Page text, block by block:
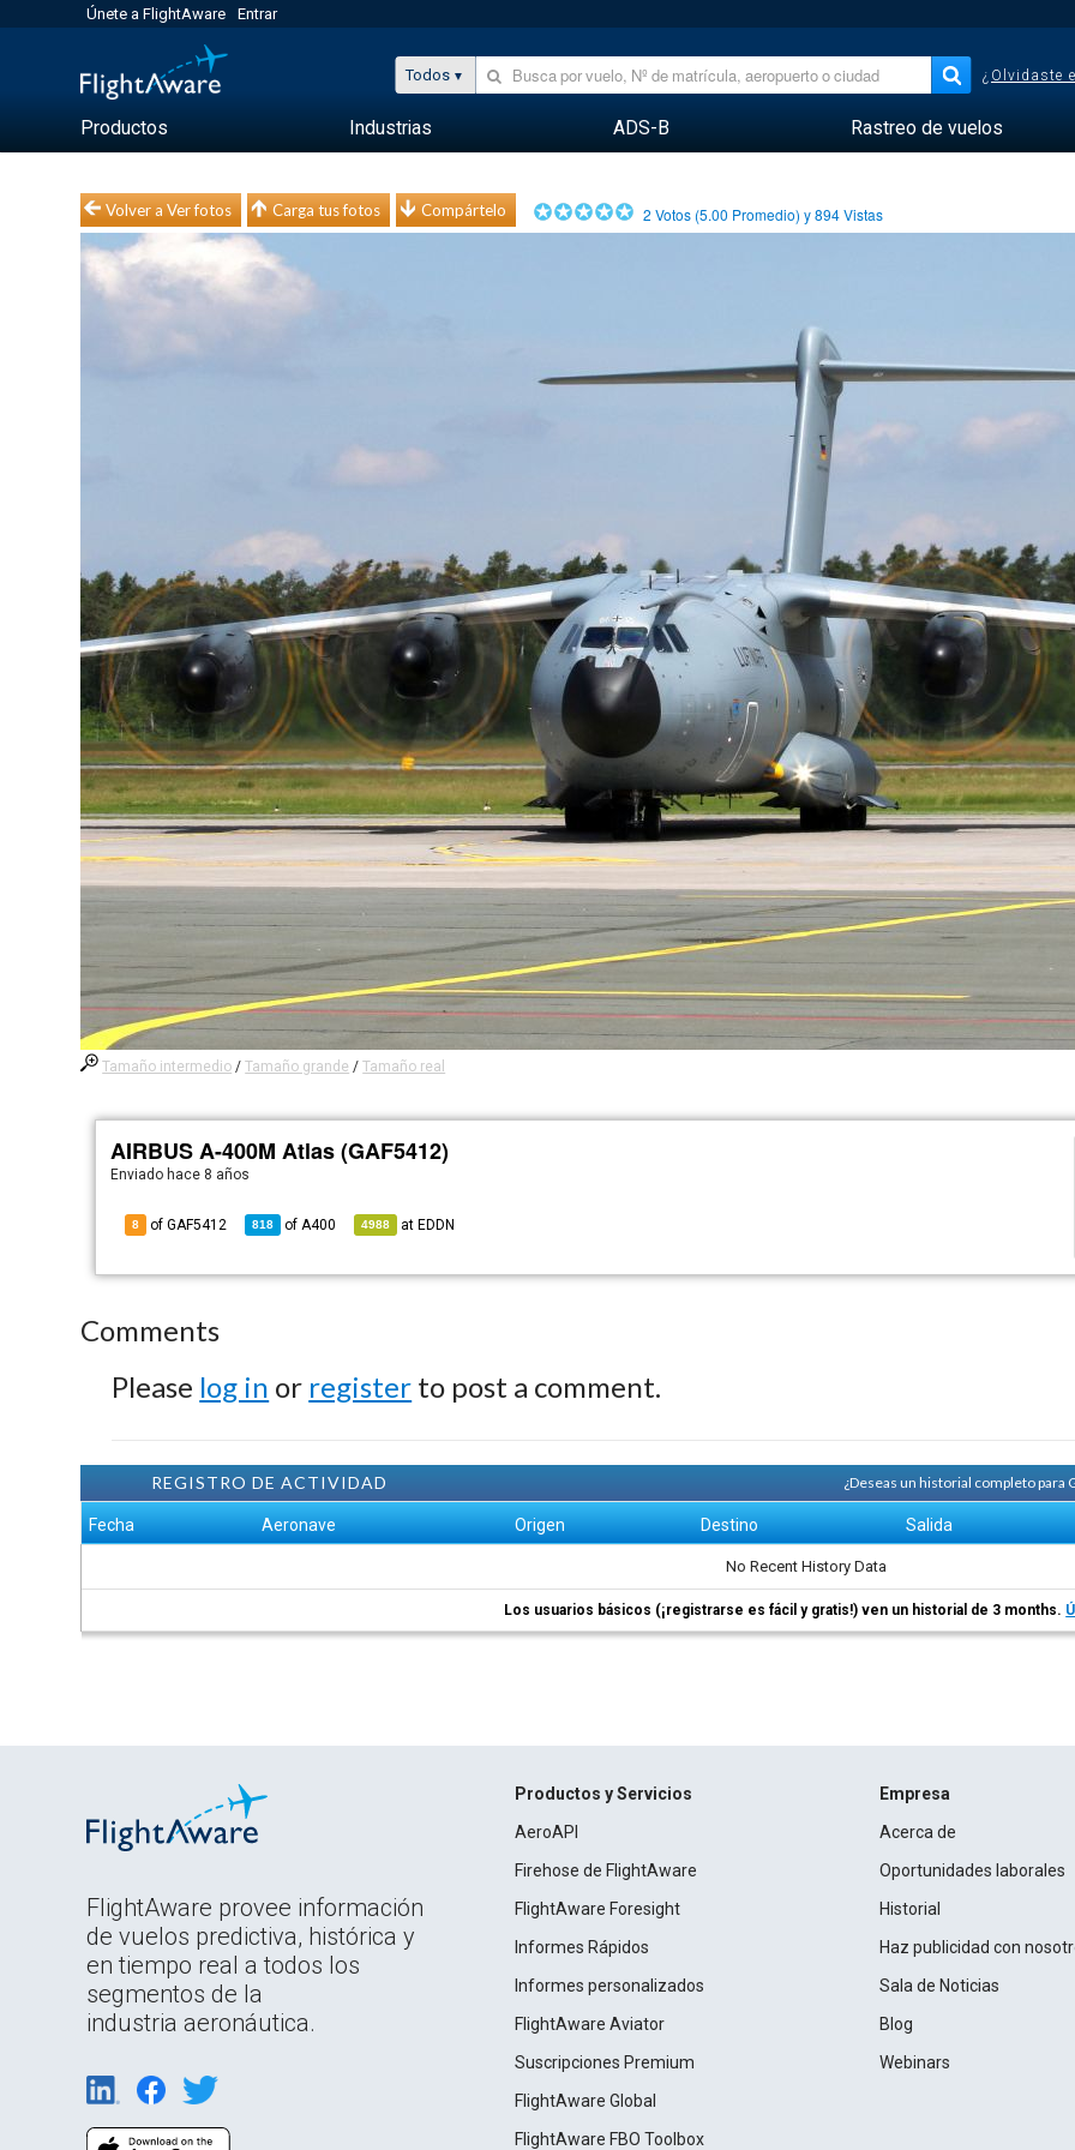
Únete a FlightAware Entrar
Todos ¿Olvidaste
Productos Industrias ADS-B Rastreo de vuelos
Volver a Ver fotos Carga tus fotos Compártelo 2 Votos (5.00 Promedio) y894Vistas
Tamaño intermedio /Tamaño grande /Tamaño real
AIRBUS A-400M Atlas (GAF5412)
Enviado hace 8 años
8 of GAF5412 818 ofA400 4988 at EDDN
Comments
Please log in or register to post a comment.
REGISTRO DE ACTIVIDAD ¿Deseas un historial completo para
Fecha Aeronave Origen Destino Salida
No Recent History Data
Los usuarios básicos (¡registrarse es fácil y gratis!) ven un historial de 3 months.
FlightAware provee información
de vuelos predictiva, histórica y
en tiempo real a todos los
segmentos de la
industria aeronáutica.
Productos y Servicios
AeroAPI
Firehose de FlightAware
FlightAware Foresight
Informes Rápidos
Informes personalizados
FlightAware Aviator
Suscripciones Premium
FlightAware Global
FlightAware FBO Toolbox
Empresa
Acerca de
Oportunidades laborales
Historial
Haz publicidad con
Sala de Noticias
Blog
Webinars